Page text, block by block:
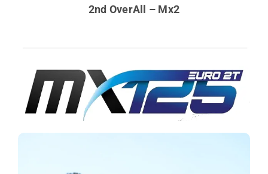
2nd OverAll – Mx2